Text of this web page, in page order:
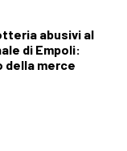
abusivi al
di Empoli:
della merce